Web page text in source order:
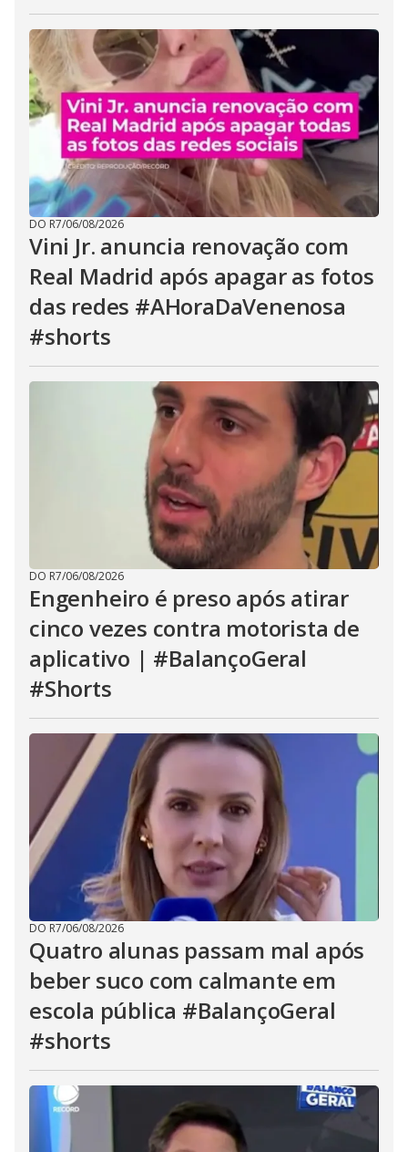
DO R7/06/08/2026
Vini Jr. anuncia renovação com
Real Madrid após apagar as fotos
das redes #AHoraDaVenenosa
#shorts
DO R7/06/08/2026
Engenheiro é preso após atirar
cinco vezes contra motorista de
aplicativo | #BalançoGeral
#Shorts
DO R7/06/08/2026
Quatro alunas passam mal após
beber suco com calmante em
escola pública #BalançoGeral
#shorts